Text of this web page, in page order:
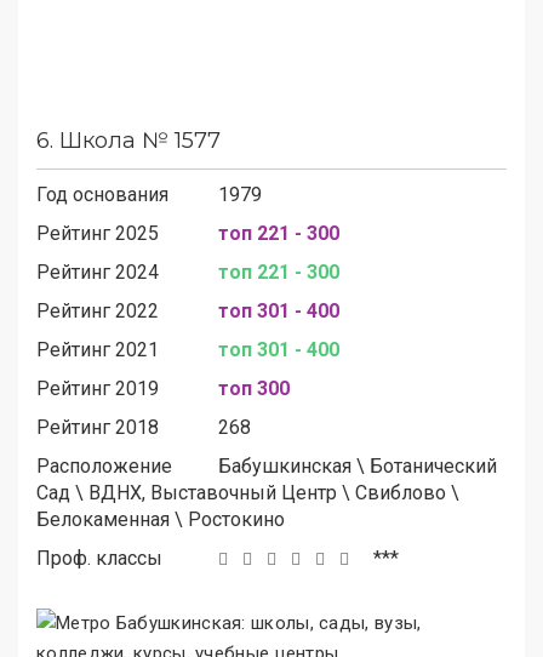
6. Школа № 1577
Год основания
1979
Рейтинг 2025
топ 221 - 300
Рейтинг 2024
топ 221 - 300
Рейтинг 2022
топ 301 - 400
Рейтинг 2021
топ 301 - 400
Рейтинг 2019
топ 300
Рейтинг 2018
268
Расположение
Бабушкинская \ Ботанический
Сад \ ВДНХ, Выставочный Центр \ Свиблово \
Белокаменная \ Ростокино
Проф. классы
***